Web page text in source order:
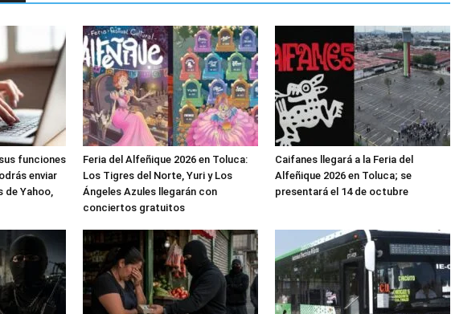
funciones
enviar
de Yahoo,
Feria del Alfeñique 2026 en Toluca:
Los Tigres del Norte, Yuri y Los
Ángeles Azules llegarán con
conciertos gratuitos
Caifanes llegará a la Feria del
Alfeñique 2026 en Toluca; se
presentará el 14 de octubre